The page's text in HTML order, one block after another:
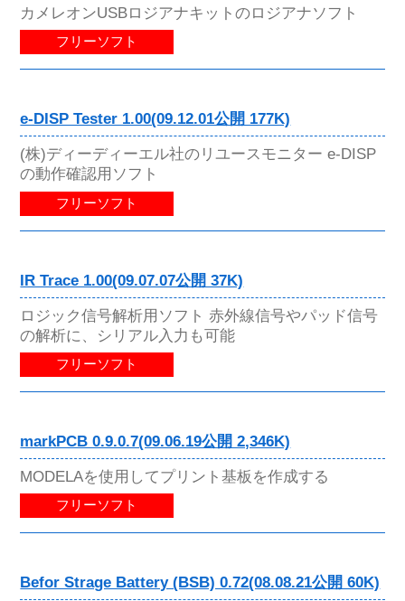
カメレオンUSBロジアナキットのロジアナソフト
フリーソフト
e-DISP Tester 1.00(09.12.01公開 177K)
(株)ディーディーエル社のリユースモニター e-DISP
の動作確認用ソフト
フリーソフト
IR Trace 1.00(09.07.07公開 37K)
ロジック信号解析用ソフト 赤外線信号やパッド信号
の解析に、シリアル入力も可能
フリーソフト
markPCB 0.9.0.7(09.06.19公開 2,346K)
MODELAを使用してプリント基板を作成する
フリーソフト
Befor Strage Battery (BSB) 0.72(08.08.21公開 60K)